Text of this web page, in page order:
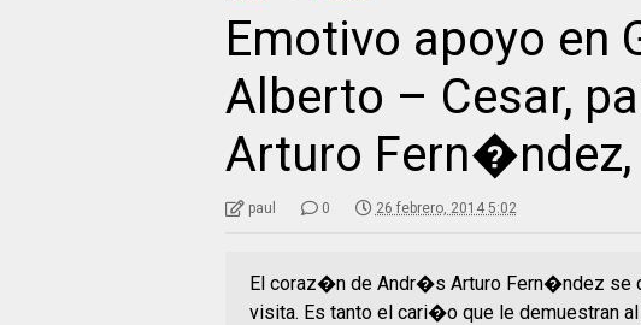
Emotivo apoyo en
Alberto – Cesar,
Arturo
paul 0 26 febrero, 2014 5:02
El coraz�n de Andr�s Arturo Fern�ndez se
visita. Es tanto el cari�o que le demuestran